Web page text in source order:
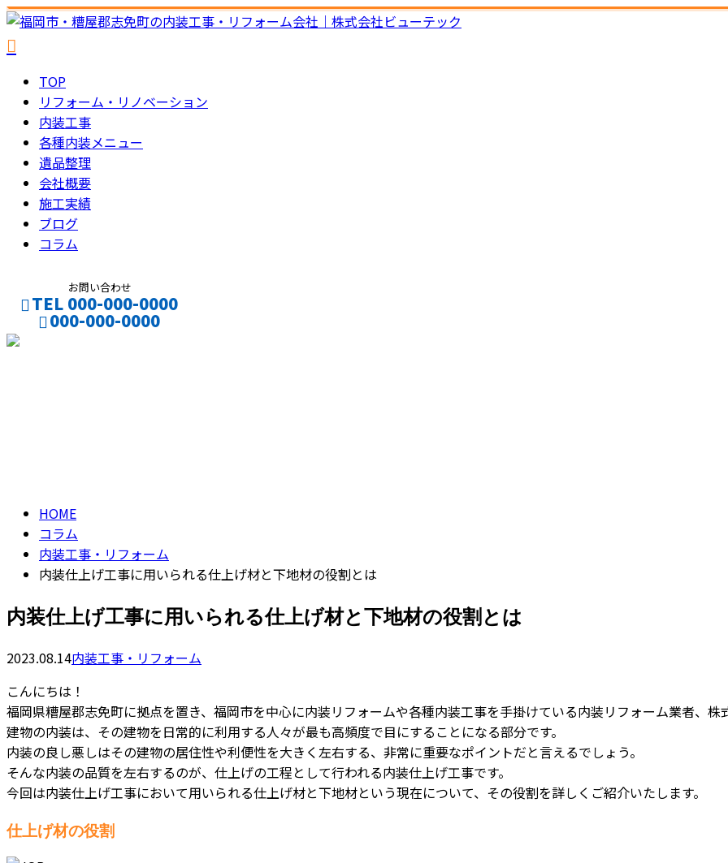
TOP
リフォーム・リノベーション
内装工事
各種内装メニュー
遺品整理
会社概要
施工実績
ブログ
コラム
お問い合わせ
TEL 000-000-0000
000-000-0000
HOME
コラム
内装工事・リフォーム
内装仕上げ工事に用いられる仕上げ材と下地材の役割とは
内装仕上げ工事に用いられる仕上げ材と下地材の役割とは
2023.08.14内装工事・リフォーム
こんにちは！
福岡県糟屋郡志免町に拠点を置き、福岡市を中心に内装リフォームや各種内装工事を手掛けている内装リフォーム業者、株
建物の内装は、その建物を日常的に利用する人々が最も高頻度で目にすることになる部分です。
内装の良し悪しはその建物の居住性や利便性を大きく左右する、非常に重要なポイントだと言えるでしょう。
そんな内装の品質を左右するのが、仕上げの工程として行われる内装仕上げ工事です。
今回は内装仕上げ工事において用いられる仕上げ材と下地材という現在について、その役割を詳しくご紹介いたします。
仕上げ材の役割